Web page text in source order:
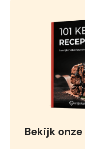
Bekijk onze